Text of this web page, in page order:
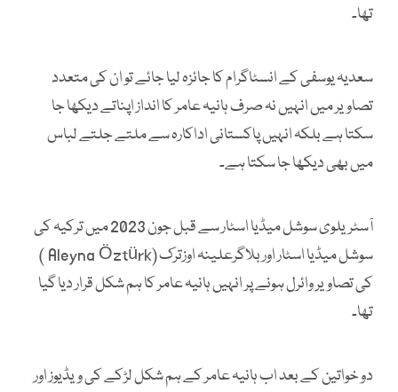
تھا۔
سعدیہ یوسفی کے انسٹاگرام کا جائزہ لیا جائے تو ان کی متعدد
تصاویر میں انہیں نہ صرف ہانیہ عامر کا انداز اپناتے دیکھا جا
سکتا ہے بلکہ انہیں پاکستانی اداکارہ سے ملتے جلتے لباس
میں بھی دیکھا جا سکتا ہے۔
آسٹریلوی سوشل میڈیا اسٹار سے قبل جون 2023 میں ترکیہ کی
سوشل میڈیا اسٹار اور بلاگرعلینہ اوزترک (Aleyna Öztürk )
کی تصاویر وائرل ہونے پر انہیں ہانیہ عامر کا ہم شکل قرار دیا گیا
تھا۔
دو خواتین کے بعد اب ہانیہ عامر کے ہم شکل لڑکے کی ویڈیوز اور